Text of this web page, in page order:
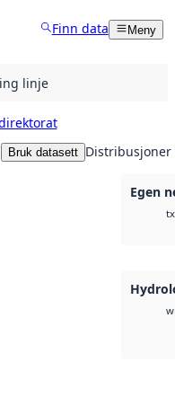
Finn data Meny
linje
Bruk datasett Distribusjoner
Egen